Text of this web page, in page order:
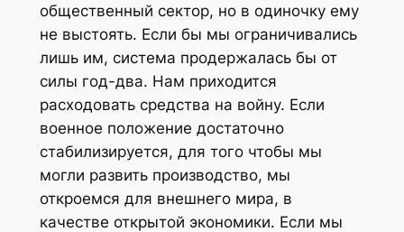
общественный сектор, но в одиночку ему
не выстоять. Если бы мы ограничивались
лишь им, система продержалась бы от
силы год-два. Нам приходится
расходовать средства на войну. Если
военное положение достаточно
стабилизируется, для того чтобы мы
могли развить производство, мы
откроемся для внешнего мира, в
качестве открытой экономики. Если мы